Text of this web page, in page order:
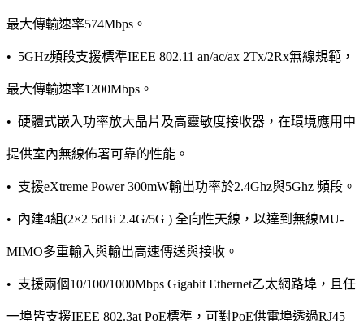
最大傳輸速率574Mbps。
• 5GHz頻段支援標準IEEE 802.11 an/ac/ax 2Tx/2Rx無線規範，
最大傳輸速率1200Mbps。
• 硬體式嵌入功率放大晶片及高靈敏度接收器，在環境應用中
提供室內無線佈署可靠的性能。
• 支援eXtreme Power 300mW輸出功率於2.4Ghz與5Ghz 頻段。
• 內建4組(2×2 5dBi 2.4G/5G ) 全向性天線，以達到無線MU-
MIMO多重輸入與輸出高速傳送與接收。
• 支援兩個10/100/1000Mbps Gigabit Ethernet乙太網路埠，且任
一埠皆支援IEEE 802.3at PoE標準，可對PoE供電埠透過RJ45